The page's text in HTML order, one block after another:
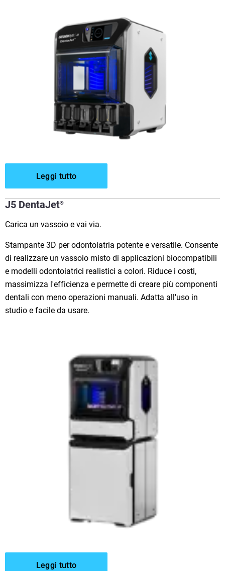
Leggi tutto
J5 DentaJet®
Carica un vassoio e vai via.
Stampante 3D per odontoiatria potente e versatile. Consente
di realizzare un vassoio misto di applicazioni biocompatibili
e modelli odontoiatrici realistici a colori. Riduce i costi,
massimizza l'efficienza e permette di creare più componenti
dentali con meno operazioni manuali. Adatta all'uso in
studio e facile da usare.
Leggi tutto